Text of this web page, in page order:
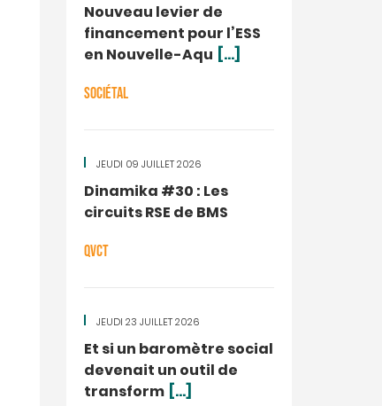
Nouveau levier de
financement pour l’ESS
en Nouvelle-Aqu [...]
SOCIÉTAL
JEUDI 09 JUILLET 2026
Dinamika #30 : Les
circuits RSE de BMS
QVCT
JEUDI 23 JUILLET 2026
Et si un baromètre social
devenait un outil de
transform [...]